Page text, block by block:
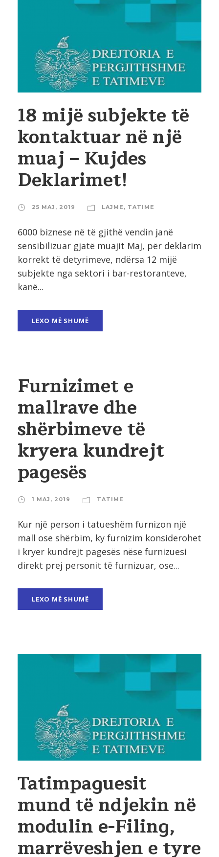
18 mijë subjekte të
kontaktuar në një
muaj – Kujdes
Deklarimet!
25 MAJ, 2019 LAJME , TATIME
6000 biznese në të gjithë vendin janë
sensibilizuar gjatë muajit Maj, për deklarim
korrekt të detyrimeve, ndërsa 12 mijë
subjekte nga sektori i bar-restoranteve,
kanë...
LEXO MË SHUMË
Furnizimet e
mallrave dhe
shërbimeve të
kryera kundrejt
pagesës
1 MAJ, 2019 TATIME
Kur një person i tatueshëm furnizon një
mall ose shërbim, ky furnizim konsiderohet
i kryer kundrejt pagesës nëse furnizuesi
direkt prej personit të furnizuar, ose...
LEXO MË SHUMË
Tatimpaguesit
mund të ndjekin në
modulin e-Filing,
marrëveshjen e tyre